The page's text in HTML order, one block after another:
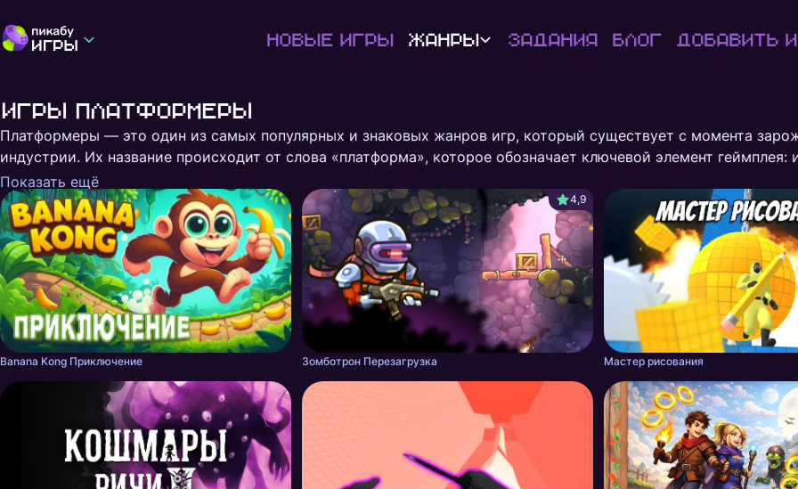
Новые игры Жанры Задания Блог Добавить
Игры платформеры
Платформеры — это один из самых популярных и знаковых жанров игр, который существует с момента
индустрии. Их название происходит от слова «платформа», которое обозначает ключевой элемент геймплея:
персонажем, который перемещается по платформам, преодолевая препятствия, собирая бонусы и достигая
включает в себя простоту, динамику и стремление погрузиться в захватывающие приключения.
Показать ещё
Banana Kong Приключение
4,9
Зомботрон Перезагрузка Мастер рисования